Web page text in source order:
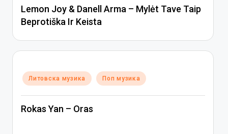
Lemon Joy & Danell Arma – Mylėt Tave Taip
Beprotiška Ir Keista
Posted
in
Литовска музика Поп музика
Rokas Yan – Oras